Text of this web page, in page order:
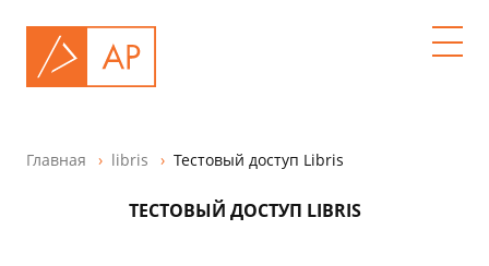
Главная libris Тестовый доступ Libris
ТЕСТОВЫЙ ДОСТУП LIBRIS